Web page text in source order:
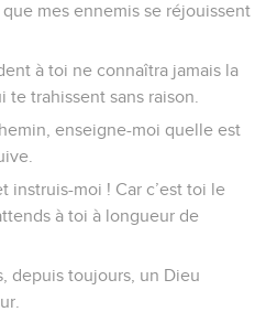
mes ennemis se réjouissent
à toi ne connaîtra jamais la
trahissent sans raison.
enseigne-moi quelle est
instruis-moi ! Car c’est toi le
à toi à longueur de
depuis toujours, un Dieu